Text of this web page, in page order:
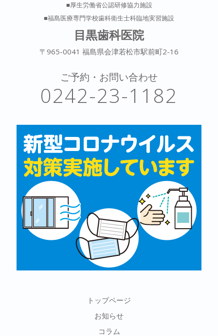
■厚生労働省公認研修協力施設
■福島医療専門学校歯科衛生士科臨地実習施設
目黒歯科医院
〒965-0041 福島県会津若松市駅前町2-16
ご予約・お問い合わせ
0242-23-1182
トップページ
お知らせ
コラム